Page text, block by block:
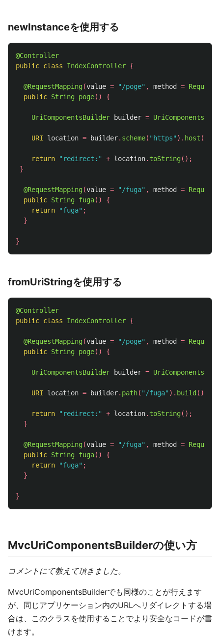
newInstanceを使用する
@Controller
public class IndexController {
@RequestMapping(value = "/poge" , method =
public String poge() {
UriComponentsBuilder builder =
URI location = builder. scheme( "https" ). host (
return "redirect:" + location. toString();
}
@RequestMapping(value = "/fuga" , method =
public String fuga()
{
return
"fuga" ;
}
}
fromUriStringを使用する
@Controller
public class IndexController {
@RequestMapping(value = "/poge" , method =
public String poge() {
UriComponentsBuilder builder =
URI location = builder. path( "/fuga" ). build ().
return "redirect:" + location. toString();
}
@RequestMapping(value = "/fuga" , method =
public String fuga()
{
return
"fuga" ;
}
}
MvcUriComponentsBuilderの使い方
コメントにて教えて頂きました。
MvcUriComponentsBuilderでも同様のことが行えます
が、同じアプリケーション内のURLへリダイレクトする場
合は、このクラスを使用することでより安全なコードが書
けます。